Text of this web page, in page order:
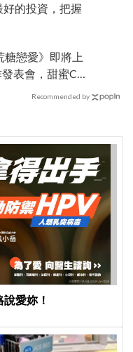
的投資，把握
糖戀愛》即將上
表會，甜蜜CP
Recommended by
愛妳！